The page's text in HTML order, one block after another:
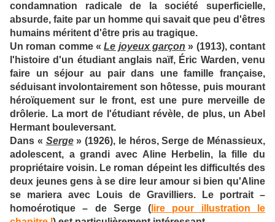
condamnation radicale de la société superficielle,
absurde, faite par un homme qui savait que peu d'êtres
humains méritent d'être pris au tragique.
Un roman comme «Le joyeux garçon » (1913), contant
l'histoire d'un étudiant anglais naïf, Éric Warden, venu
faire un séjour au pair dans une famille française,
séduisant involontairement son hôtesse, puis mourant
héroïquement sur le front, est une pure merveille de
drôlerie. La mort de l'étudiant révèle, de plus, un Abel
Hermant bouleversant.
Dans « Serge» (1926), le héros, Serge de Ménassieux,
adolescent, a grandi avec Aline Herbelin, la fille du
propriétaire voisin. Le roman dépeint les difficultés des
deux jeunes gens à se dire leur amour si bien qu'Aline
se mariera avec Louis de Gravilliers. Le portrait –
homoérotique – de Serge ( lire pour illustration le